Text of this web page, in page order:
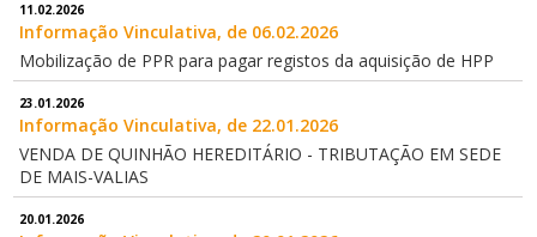
11.02.2026
Informação Vinculativa, de 06.02.2026
Mobilização de PPR para pagar registos da aquisição de HPP
23.01.2026
Informação Vinculativa, de 22.01.2026
VENDA DE QUINHÃO HEREDITÁRIO - TRIBUTAÇÃO EM SEDE
DE MAIS-VALIAS
20.01.2026